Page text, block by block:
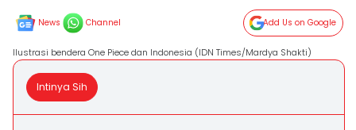
News Channel Add Us on Google
Ilustrasi bendera One Piece dan Indonesia (IDN Times/Mardya Shakti)
Intinya Sih